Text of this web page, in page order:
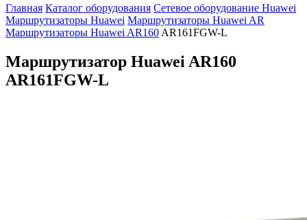
Главная Каталог оборудования Сетевое оборудование Huawei
Маршрутизаторы Huawei Маршрутизаторы Huawei AR
Маршрутизаторы Huawei AR160 AR161FGW-L
Маршрутизатор Huawei AR160
AR161FGW-L